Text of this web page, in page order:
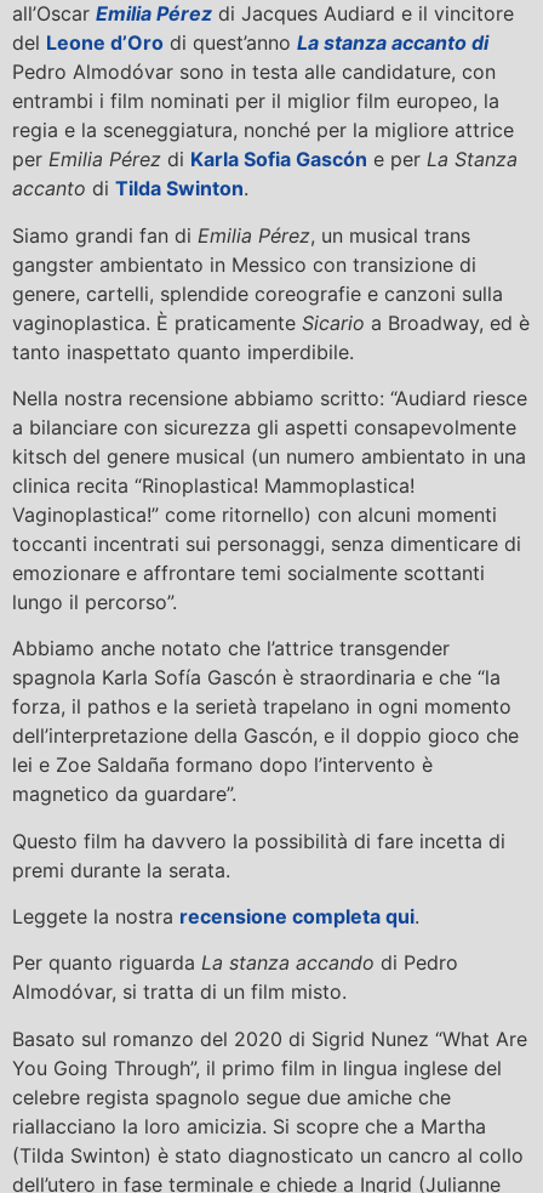
all’Oscar Emilia Pérez di Jacques Audiard e il vincitore
del Leone d’Oro di quest’anno La stanza accanto di
Pedro Almodóvar sono in testa alle candidature, con
entrambi i film nominati per il miglior film europeo, la
regia e la sceneggiatura, nonché per la migliore attrice
per Emilia Pérez di Karla Sofia Gascón e per La Stanza
accanto di Tilda Swinton.
Siamo grandi fan di Emilia Pérez, un musical trans
gangster ambientato in Messico con transizione di
genere, cartelli, splendide coreografie e canzoni sulla
vaginoplastica. È praticamente Sicario a Broadway, ed è
tanto inaspettato quanto imperdibile.
Nella nostra recensione abbiamo scritto: “Audiard riesce
a bilanciare con sicurezza gli aspetti consapevolmente
kitsch del genere musical (un numero ambientato in una
clinica recita “Rinoplastica! Mammoplastica!
Vaginoplastica!” come ritornello) con alcuni momenti
toccanti incentrati sui personaggi, senza dimenticare di
emozionare e affrontare temi socialmente scottanti
lungo il percorso”.
Abbiamo anche notato che l’attrice transgender
spagnola Karla Sofía Gascón è straordinaria e che “la
forza, il pathos e la serietà trapelano in ogni momento
dell’interpretazione della Gascón, e il doppio gioco che
lei e Zoe Saldaña formano dopo l’intervento è
magnetico da guardare”.
Questo film ha davvero la possibilità di fare incetta di
premi durante la serata.
Leggete la nostra recensione completa qui.
Per quanto riguarda La stanza accando di Pedro
Almodóvar, si tratta di un film misto.
Basato sul romanzo del 2020 di Sigrid Nunez “What Are
You Going Through”, il primo film in lingua inglese del
celebre regista spagnolo segue due amiche che
riallacciano la loro amicizia. Si scopre che a Martha
(Tilda Swinton) è stato diagnosticato un cancro al collo
dell’utero in fase terminale e chiede a Ingrid (Julianne